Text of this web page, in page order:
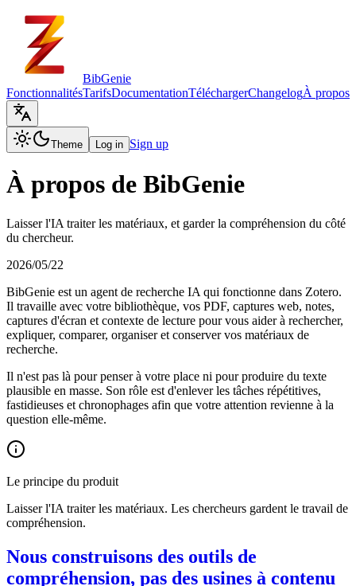
BibGenie
FonctionnalitésTarifsDocumentationTéléchargerChangelogÀ propos
Theme Log in Sign up
À propos de BibGenie
Laisser l'IA traiter les matériaux, et garder la compréhension du côté
du chercheur.
2026/05/22
BibGenie est un agent de recherche IA qui fonctionne dans Zotero.
Il travaille avec votre bibliothèque, vos PDF, captures web, notes,
captures d'écran et contexte de lecture pour vous aider à rechercher,
expliquer, comparer, organiser et conserver vos matériaux de
recherche.
Il n'est pas là pour penser à votre place ni pour produire du texte
plausible en masse. Son rôle est d'enlever les tâches répétitives,
fastidieuses et chronophages afin que votre attention revienne à la
question elle-même.
Le principe du produit
Laisser l'IA traiter les matériaux. Les chercheurs gardent le travail de
compréhension.
Nous construisons des outils de
compréhension, pas des usines à contenu